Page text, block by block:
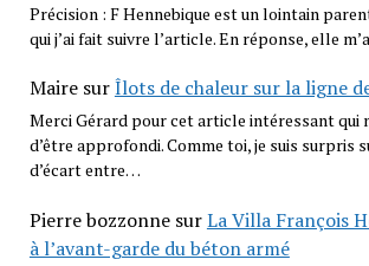
Précision : F Hennebique est un lointain
qui j’ai fait suivre l’article. En réponse, elle
MairesurÎlots de chaleur sur la ligne
Merci Gérard pour cet article intéressant qui
d’être approfondi. Comme toi, je suis surpris
d’écart entre…
Pierre bozzonnesurLa Villa François
à l’avant-garde du béton armé